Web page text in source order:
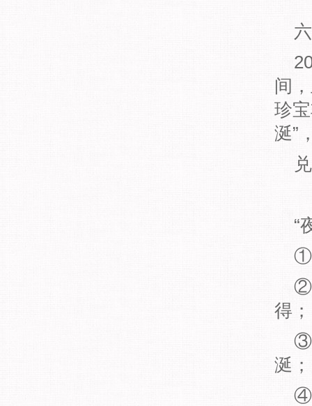
间
珍
涎”
“
①
②
得；
③
涎；
④